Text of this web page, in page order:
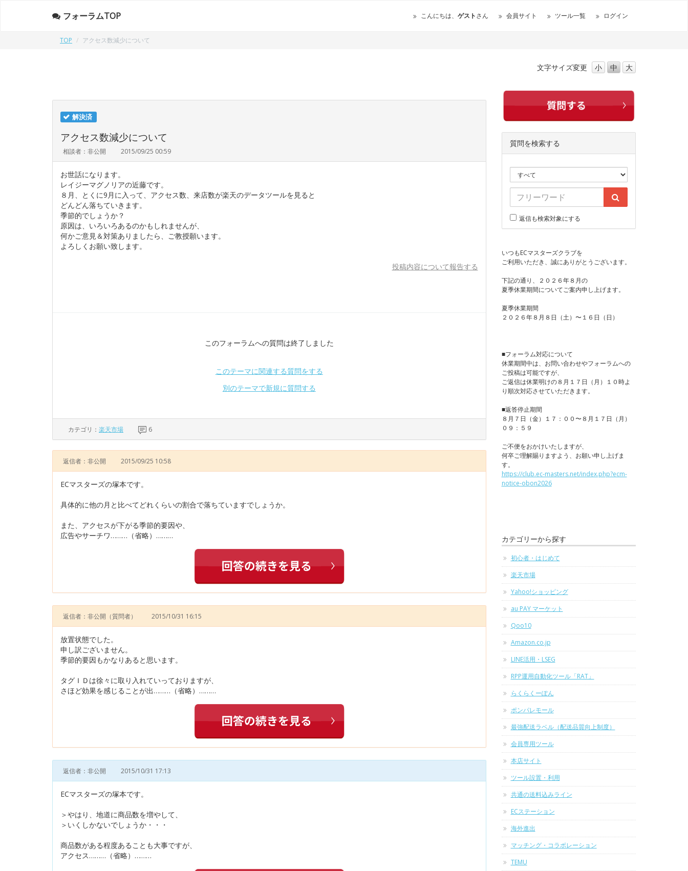
フォーラムTOP こんにちは、 ゲストさん 会員サイト ツール一覧 ログイン
TOP アクセス数減少について
文字サイズ変更 小 中 大
解決済
アクセス数減少について
相談者：非公開 2015/09/25 00:59
お世話になります。
レイジーマグノリアの近藤です。
８月、とくに9月に入って、アクセス数、来店数が楽天のデータツールを見ると
どんどん落ちていきます。
季節的でしょうか？
原因は、いろいろあるのかもしれませんが、
何かご意見＆対策ありましたら、ご教授願います。
よろしくお願い致します。
投稿内容について報告する
このフォーラムへの質問は終了しました
このテーマに関連する質問をする
別のテーマで新規に質問する
カテゴリ： 楽天市場 6
返信者：非公開 2015/09/25 10:58
ECマスターズの塚本です。
具体的に他の月と比べてどれくらいの割合で落ちていますでしょうか。
また、アクセスが下がる季節的要因や、
広告やサーチワ………（省略）………
返信者：非公開 （質問者） 2015/10/31 16:15
放置状態でした。
申し訳ございません。
季節的要因もかなりあると思います。
タグＩＤは徐々に取り入れていっておりますが、
さほど効果を感じることが出………（省略）………
返信者：非公開 2015/10/31 17:13
ECマスターズの塚本です。
＞やはり、地道に商品数を増やして、
＞いくしかないでしょうか・・・
商品数がある程度あることも大事ですが、
アクセス………（省略）………
質問を検索する
返信も検索対象にする
いつもECマスターズクラブを
ご利用いただき、誠にありがとうございます。
下記の通り、２０２６年８月の
夏季休業期間についてご案内申し上げます。
夏季休業期間
２０２６年８月８日（土）〜１６日（日）
■フォーラム対応について
休業期間中は、お問い合わせやフォーラムへの
ご投稿は可能ですが、
ご返信は休業明けの８月１７日（月）１０時よ
り順次対応させていただきます。
■返答停止期間
８月７日（金）１７：００〜８月１７日（月）
０９：５９
ご不便をおかけいたしますが、
何卒ご理解賜りますよう、お願い申し上げま
す。
https://club.ec-masters.net/index.php?ecm-
notice-obon2026
カテゴリーから探す
初心者・はじめて
楽天市場
Yahoo!ショッピング
au PAY マーケット
Qoo10
Amazon.co.jp
LINE活用・LSEG
RPP運用自動化ツール「RAT」
らくらくーぽん
ポンパレモール
最強配送ラベル（配送品質向上制度）
会員専用ツール
本店サイト
ツール設置・利用
共通の送料込みライン
ECステーション
海外進出
マッチング・コラボレーション
TEMU